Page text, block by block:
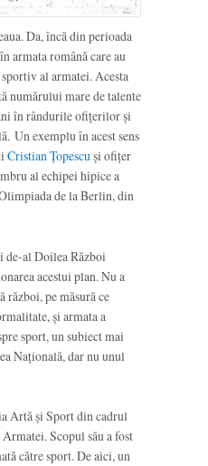
Da, încă din perioada
armata română care au
al armatei. Acesta
numărului mare de talente
în rândurile ofițerilor și
Un exemplu în acest sens
Cristian Țopescuși ofițer
al echipei hipice a
de la Berlin, din
de-al Doilea Război
acestui plan. Nu a
război, pe măsură ce
și armata a
sport, un subiect mai
Națională, dar nu unul
Artă și Sport din cadrul
Scopul său a fost
către sport. De aici, un